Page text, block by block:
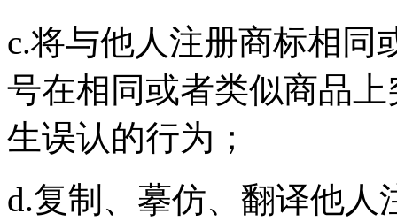
c.将与他人注册商标相同
号在相同或者类似商品
生误认的行为；
d.复制、摹仿、翻译他